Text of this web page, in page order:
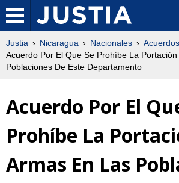
Justia Nicaragua Nacionales
Acuerdo Por El Que Se Prohíbe La
Poblaciones De Este Departamento
Acuerdo Por El
Prohíbe La
Armas En Las